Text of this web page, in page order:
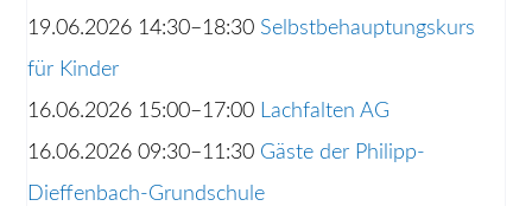
19.06.2026 14:30–18:30 Selbstbehauptungskurs
für Kinder
16.06.2026 15:00–17:00 Lachfalten AG
16.06.2026 09:30–11:30 Gäste der Philipp-
Dieffenbach-Grundschule